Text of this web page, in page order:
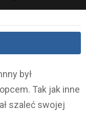
był
Tak jak inne
szaleć swojej